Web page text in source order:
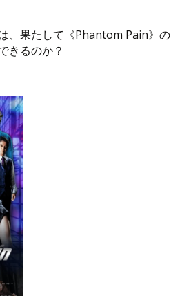
、果たして《Phantom Pain》の
きるのか？